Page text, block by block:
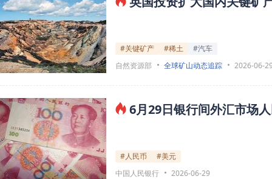
#关键矿产 #稀土
#汽车
自然资源部
全球矿山动态追踪 2026-06-
6月29日银行间外汇市场
#人民币
#美元
中国人民银行
2026-06-29